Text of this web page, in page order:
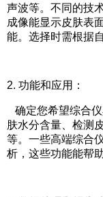
声波等。不同的技
成像能显示皮肤表
能。选择时需根据
2. 功能和应用：
确定您希望综合
肤水分含量、检测
等。一些高端综合
析，这些功能能帮